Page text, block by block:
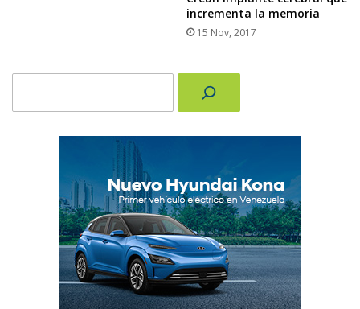
incrementa la memoria
15 Nov, 2017